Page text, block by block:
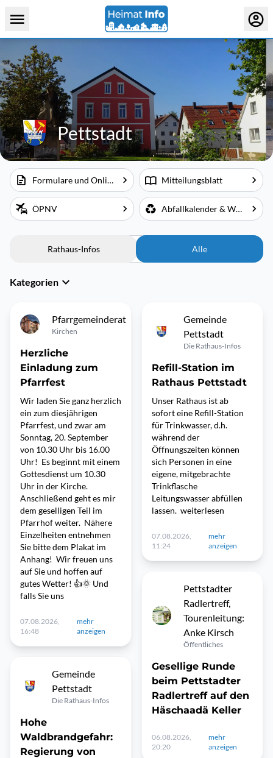
Pettstadt
Formulare und Online-Dienste Mitteilungsblatt
ÖPNV Abfallkalender & Wertstoffhof
Rathaus-Infos Alle
Kategorien
Pfarrgemeinderat
Kirchen
Herzliche
Einladung zum
Pfarrfest
Wir laden Sie ganz herzlich
ein zum diesjährigen
Pfarrfest, und zwar am
Sonntag, 20. September
von 10.30 Uhr bis 16.00
Uhr! Es beginnt mit einem
Gottesdienst um 10.30
Uhr in der Kirche.
Anschließend geht es mir
dem geselligen Teil im
Pfarrhof weiter. Nähere
Einzelheiten entnehmen
Sie bitte dem Plakat im
Anhang! Wir freuen uns
auf Sie und hoffen auf
gutes Wetter! 👍🌞 Und
falls Sie uns
07.08.2026,
16:48
mehr
anzeigen
Gemeinde
Pettstadt
Die Rathaus-Infos
Hohe
Waldbrandgefahr:
Regierung von
Gemeinde
Pettstadt
Die Rathaus-Infos
Refill-Station im
Rathaus Pettstadt
Unser Rathaus ist ab
sofort eine Refill-Station
für Trinkwasser, d.h.
während der
Öffnungszeiten können
sich Personen in eine
eigene, mitgebrachte
Trinkflasche
Leitungswasser abfüllen
lassen. weiterlesen
07.08.2026,
11:24
mehr
anzeigen
Pettstadter
Radlertreff,
Tourenleitung:
Anke Kirsch
Öffentliches
Gesellige Runde
beim Pettstadter
Radlertreff auf den
Häschaadä Keller
06.08.2026,
20:20
mehr
anzeigen